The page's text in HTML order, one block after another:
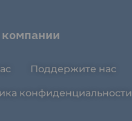
Поддержите нас
конфиденциальности